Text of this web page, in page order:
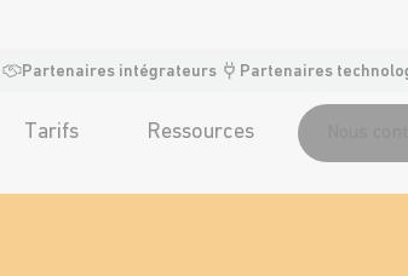
Tarifs Ressources
Partenaires intégrateurs Partenaires